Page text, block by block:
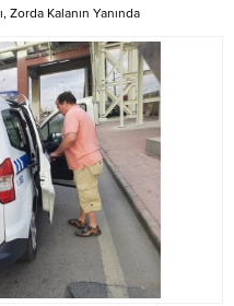
Zorda Kalanın Yanında